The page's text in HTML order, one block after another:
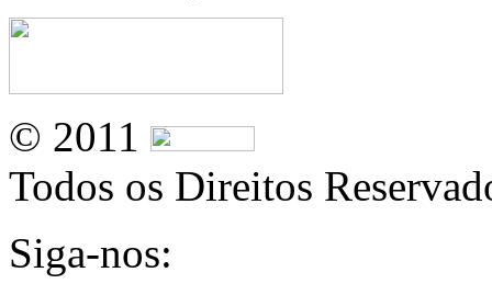
© 2011
Todos os Direitos
Siga-nos: